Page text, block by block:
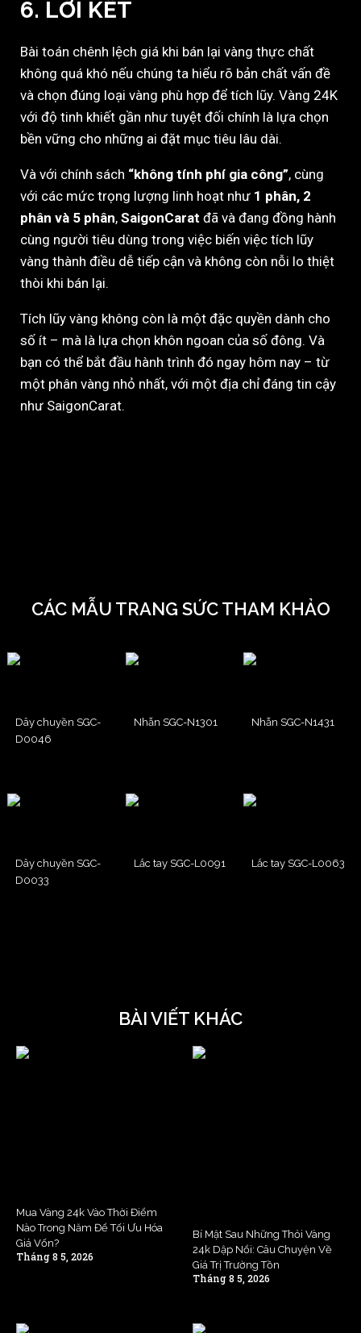
6. LỜI KẾT
Bài toán chênh lệch giá khi bán lại vàng thực chất
không quá khó nếu chúng ta hiểu rõ bản chất vấn đề
và chọn đúng loại vàng phù hợp để tích lũy. Vàng 24K
với độ tinh khiết gần như tuyệt đối chính là lựa chọn
bền vững cho những ai đặt mục tiêu lâu dài.
Và với chính sách “không tính phí gia công”, cùng
với các mức trọng lượng linh hoạt như 1 phân, 2
phân và 5 phân, SaigonCarat đã và đang đồng hành
cùng người tiêu dùng trong việc biến việc tích lũy
vàng thành điều dễ tiếp cận và không còn nỗi lo thiệt
thòi khi bán lại.
Tích lũy vàng không còn là một đặc quyền dành cho
số ít – mà là lựa chọn khôn ngoan của số đông. Và
bạn có thể bắt đầu hành trình đó ngay hôm nay – từ
một phân vàng nhỏ nhất, với một địa chỉ đáng tin cậy
như SaigonCarat.
CÁC MẪU TRANG SỨC THAM KHẢO
Dây chuyền SGC-
D0046
Nhẫn SGC-N1301 Nhẫn SGC-N1431
Dây chuyền SGC-
D0033
Lắc tay SGC-L0091 Lắc tay SGC-L0063
BÀI VIẾT KHÁC
Mua Vàng 24k Vào Thời Điểm
Nào Trong Năm Để Tối Ưu Hóa
Giá Vốn?
Tháng 8 5, 2026
Bí Mật Sau Những Thỏi Vàng
24k Dập Nổi: Câu Chuyện Về
Giá Trị Trường Tồn
Tháng 8 5, 2026